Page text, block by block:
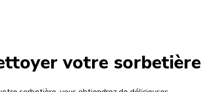
votre sorbetière